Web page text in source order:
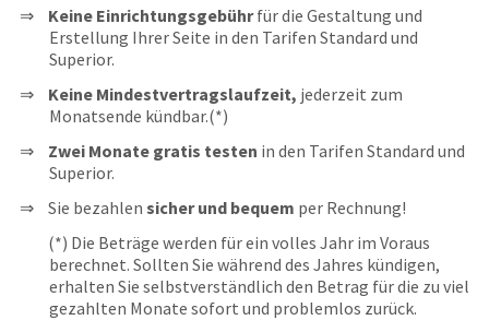
Keine Einrichtungsgebührfür die Gestaltung und
Erstellung Ihrer Seite in den Tarifen Standard und
Superior.
Keine Mindestvertragslaufzeit, jederzeit zum
Monatsende kündbar.(*)
Zwei Monate gratis testen in den Tarifen Standard und
Superior.
Sie bezahlen sicher und bequem per Rechnung!
(*) Die Beträge werden für ein volles Jahr im Voraus
berechnet. Sollten Sie während des Jahres kündigen,
erhalten Sie selbstverständlich den Betrag für die zu viel
gezahlten Monate sofort und problemlos zurück.